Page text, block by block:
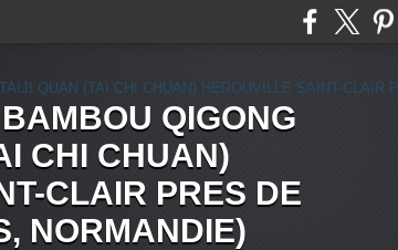
QIGONG
CHI CHUAN)
CLAIR PRES DE
NORMANDIE)